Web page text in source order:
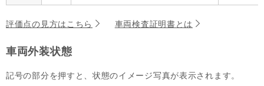
評価点の見方はこちら 車両検査証明書とは
車両外装状態
記号の部分を押すと、状態のイメージ写真が表示されます。